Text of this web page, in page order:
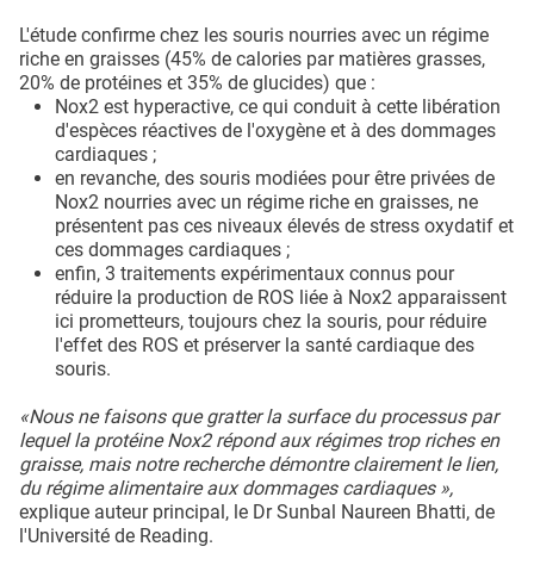
L'étude confirme chez les souris nourries avec un régime
riche en graisses (45% de calories par matières grasses,
20% de protéines et 35% de glucides) que :
Nox2 est hyperactive, ce qui conduit à cette libération
d'espèces réactives de l'oxygène et à des dommages
cardiaques ;
en revanche, des souris modiées pour être privées de
Nox2 nourries avec un régime riche en graisses, ne
présentent pas ces niveaux élevés de stress oxydatif et
ces dommages cardiaques ;
enfin, 3 traitements expérimentaux connus pour
réduire la production de ROS liée à Nox2 apparaissent
ici prometteurs, toujours chez la souris, pour réduire
l'effet des ROS et préserver la santé cardiaque des
souris.
«Nous ne faisons que gratter la surface du processus par
lequel la protéine Nox2 répond aux régimes trop riches en
graisse, mais notre recherche démontre clairement le lien,
du régime alimentaire aux dommages cardiaques »,
explique auteur principal, le Dr Sunbal Naureen Bhatti, de
l'Université de Reading.